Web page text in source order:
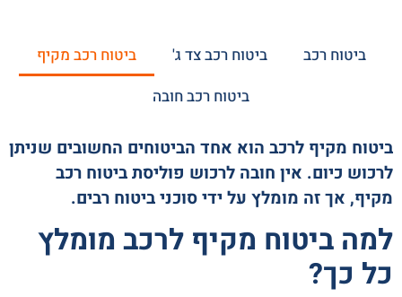
ביטוח רכב ביטוח רכב צד ג'
ביטוח רכב מקיף
ביטוח רכב חובה
ביטוח מקיף לרכב הוא אחד הביטוחים החשובים שניתן
לרכוש כיום. אין חובה לרכוש פוליסת ביטוח רכב
מקיף, אך זה מומלץ על ידי סוכני ביטוח רבים.
למה ביטוח מקיף לרכב מומלץ
כל כך?